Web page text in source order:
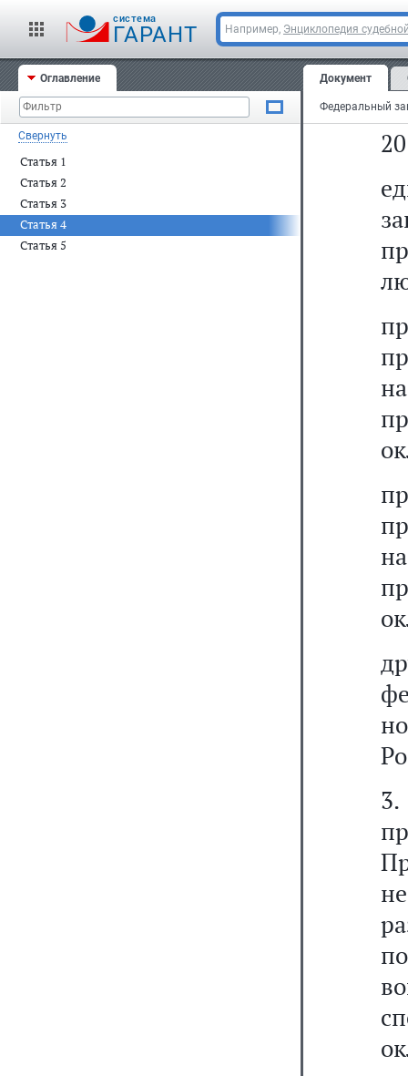
cистема
ГАРАНТ Например, Энциклопедия
Оглавление
Свернуть
Статья 1
Статья 2
Статья 3
Статья 4
Статья 5
Документ
3.